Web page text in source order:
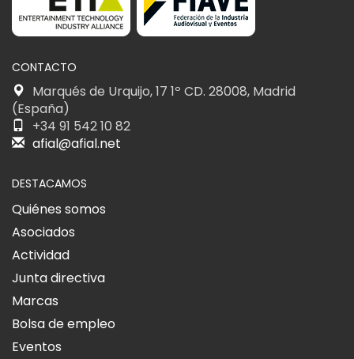
CONTACTO
Marqués de Urquijo, 17 1º CD. 28008, Madrid
(España)
+34 91 542 10 82
afial@afial.net
DESTACAMOS
Quiénes somos
Asociados
Actividad
Junta directiva
Marcas
Bolsa de empleo
Eventos